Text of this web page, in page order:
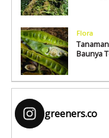
Flora
Baunya
greeners.co